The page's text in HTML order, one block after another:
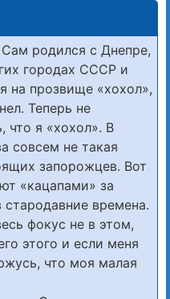
родился с Днепре,
городах СССР и
на прозвище «хохол»,
Теперь не
что я «хохол». В
совсем не такая
запорожцев. Вот
«кацапами» за
времена.
фокус не в этом,
этого и если меня
что моя малая